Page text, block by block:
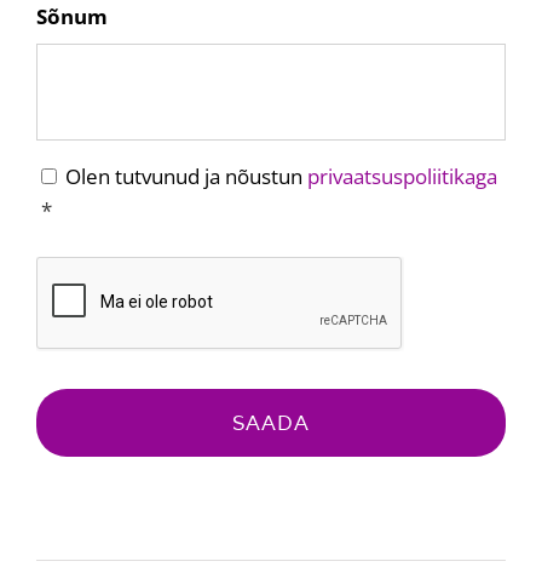
Sõnum
Privaatsuspoliitikaga
nõustumine
Olen tutvunud ja nõustun privaatsuspoliitikaga
*